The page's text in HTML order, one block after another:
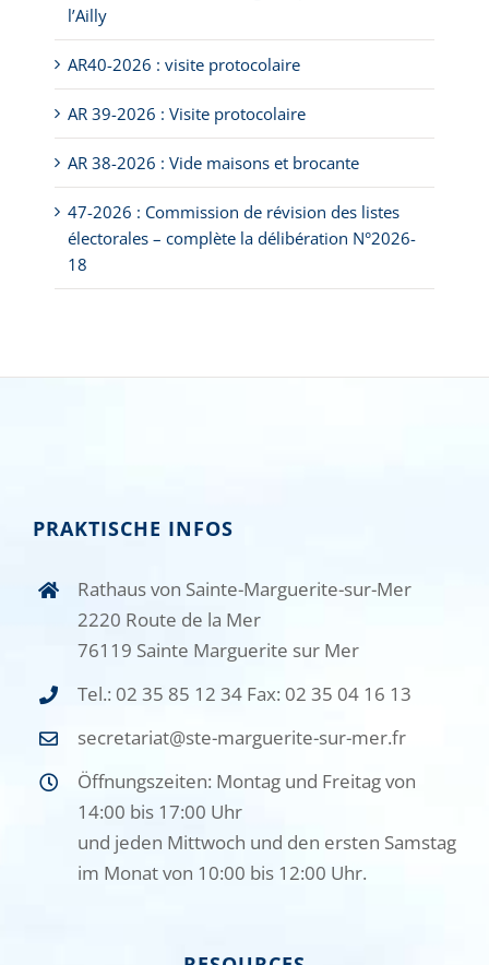
l’Ailly
AR40-2026 : visite protocolaire
AR 39-2026 : Visite protocolaire
AR 38-2026 : Vide maisons et brocante
47-2026 : Commission de révision des listes
électorales – complète la délibération N°2026-
18
PRAKTISCHE INFOS
Rathaus von Sainte-Marguerite-sur-Mer
2220 Route de la Mer
76119 Sainte Marguerite sur Mer
Tel.: 02 35 85 12 34 Fax: 02 35 04 16 13
secretariat@ste-marguerite-sur-mer.fr
Öffnungszeiten: Montag und Freitag von
14:00 bis 17:00 Uhr
und jeden Mittwoch und den ersten Samstag
im Monat von 10:00 bis 12:00 Uhr.